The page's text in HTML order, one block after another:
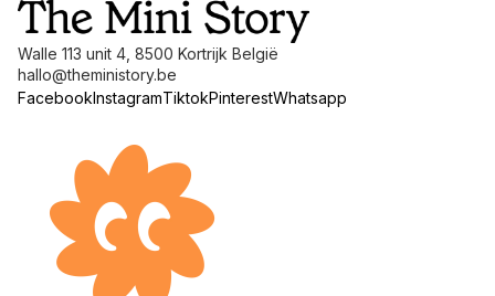
Walle 113 unit 4, 8500 Kortrijk België
hallo@theministory.be
FacebookInstagramTiktokPinterestWhatsapp